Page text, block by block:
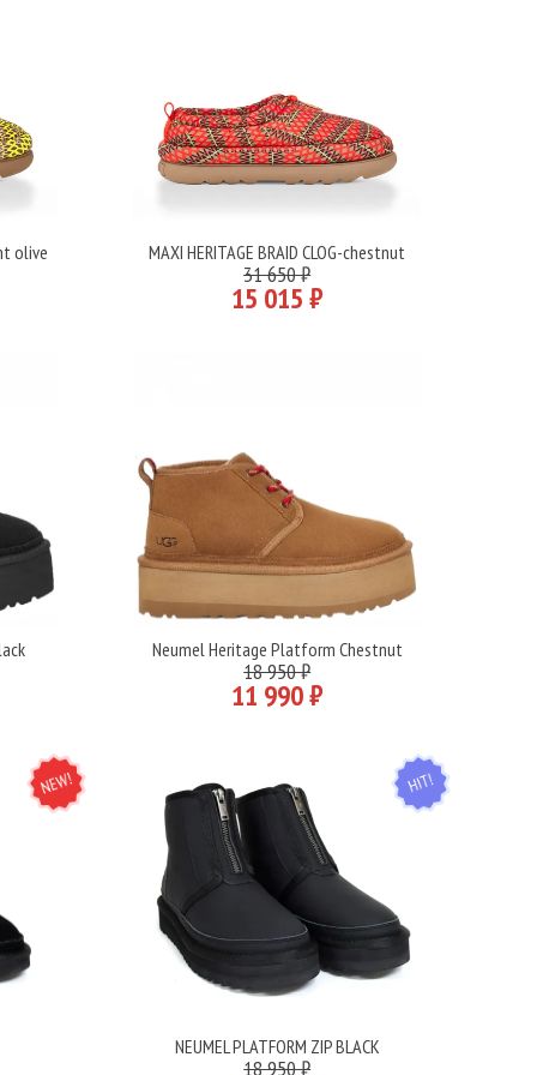
olive Подробнее
MAXI HERITAGE BRAID CLOG-chestnut
31 650 ₽
15 015 ₽
Подробнее
Neumel Heritage Platform Chestnut
18 950 ₽
11 990 ₽
NEW HIT
Подробнее
NEUMEL PLATFORM ZIP BLACK
18 950 ₽